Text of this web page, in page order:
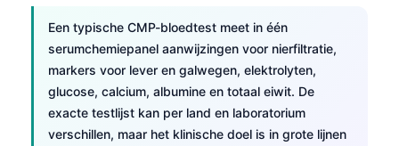
Een typische CMP-bloedtest meet in één
serumchemiepanel aanwijzingen voor nierfiltratie,
markers voor lever en galwegen, elektrolyten,
glucose, calcium, albumine en totaal eiwit. De
exacte testlijst kan per land en laboratorium
verschillen, maar het klinische doel is in grote lijnen